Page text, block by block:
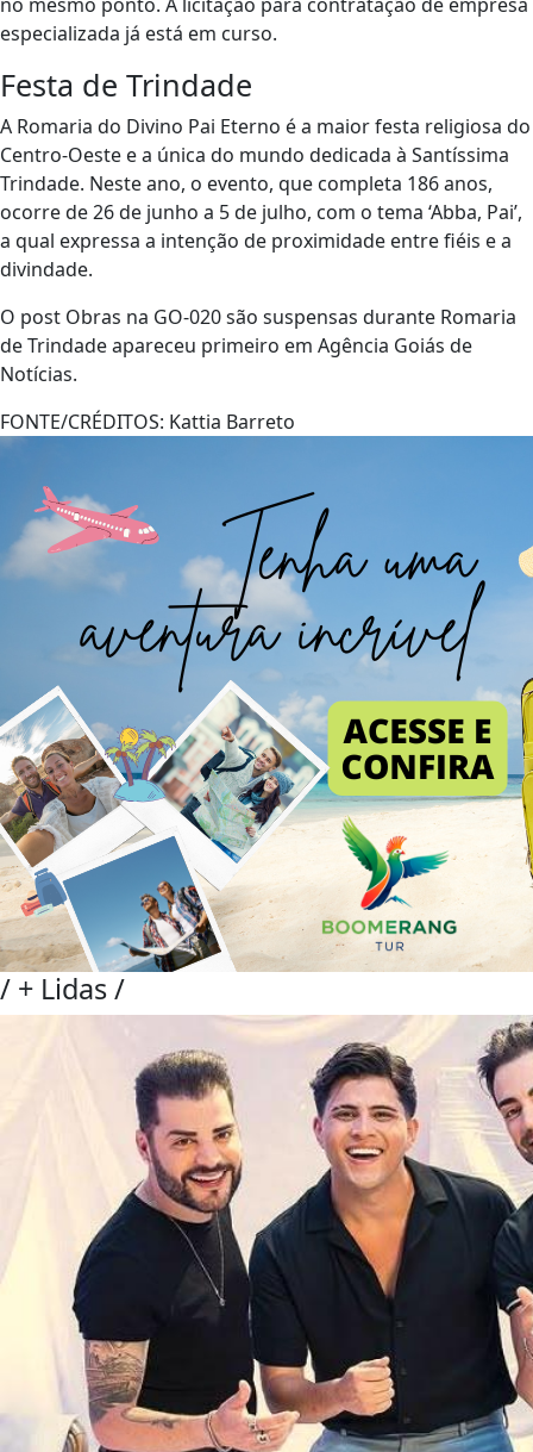
especializada já está em curso.
Festa de Trindade
A Romaria do Divino Pai Eterno é a maior festa religiosa do
Centro-Oeste e a única do mundo dedicada à Santíssima
Trindade. Neste ano, o evento, que completa 186 anos,
ocorre de 26 de junho a 5 de julho, com o tema ‘Abba, Pai’,
a qual expressa a intenção de proximidade entre fiéis e a
divindade.
O post Obras na GO-020 são suspensas durante Romaria
de Trindade apareceu primeiro em Agência Goiás de
Notícias.
FONTE/CRÉDITOS: Kattia Barreto
/ + Lidas/